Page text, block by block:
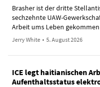
Brasher ist der dritte
sechzehnte UAW-
Arbeit ums Leben
Jerry White • 5. August 2026
ICE legt haitianischen
Aufenthaltsstatus